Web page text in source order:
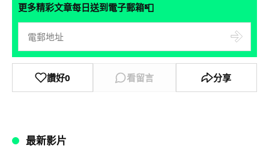
更多精彩文章每日送到電子郵箱📮
讚好0 看留言 分享
最新影片